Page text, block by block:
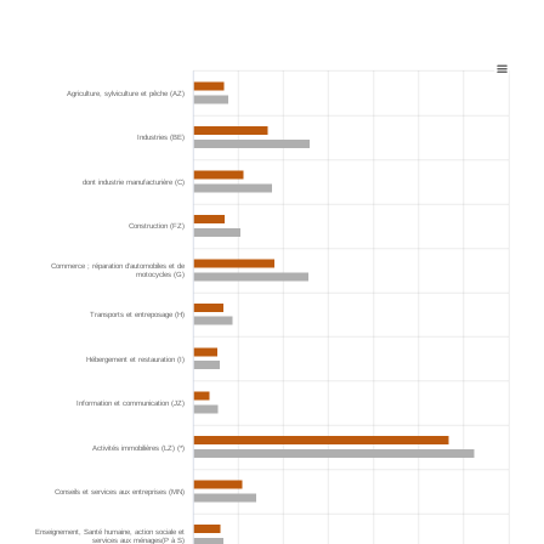
Agriculture, sylviculture et pêche (AZ)
Industries (BE)
dont industrie manufacturière (C)
Construction (FZ)
Commerce ; réparation d’automobiles et de
motocycles (G)
Transports et entreposage (H)
Hébergement et restauration (I)
Information et communication (JZ)
Activités immobilières (LZ) (*)
Conseils et services aux entreprises (MN)
Enseignement, Santé humaine, action sociale et
services aux ménages(P à S)